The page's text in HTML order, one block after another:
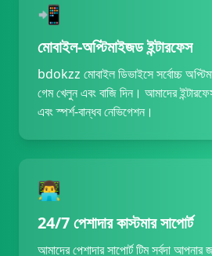
📲
মোবাইল-অপ্টিমাইজড ইন্টারফেস
bdokzz মোবাইল ডিভাইসে সর্বোচ্চ
গেম খেলুন এবং বাজি দিন। আমাদের
এবং স্পর্শ-বান্ধব নেভিগেশন।
👨‍💻
24/7 পেশাদার কাস্টমার সাপোর্ট
আমাদের পেশাদার সাপোর্ট টিম সর্বদা